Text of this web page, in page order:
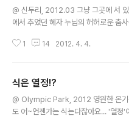
@ 신두리, 2012.03 그냥 그곳에 서
에서 추었던 혜자 누님의 허허로운 춤
심이었나 봅니다. 차라리 어쭙잖은 사진
1 14 2012. 4. 4.
식은 열정!?
@ Olympic Park, 2012 영원한 온기
도 어~언젠가는 식는다잖아요... '열정'